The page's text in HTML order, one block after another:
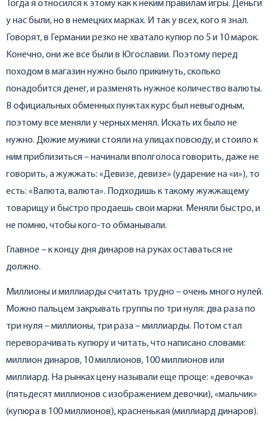
Тогда я относился к этому как к неким правилам игры. Деньги
у нас были, но в немецких марках. И так у всех, кого я знал.
Говорят, в Германии резко не хватало купюр по 5 и 10 марок.
Конечно, они же все были в Югославии. Поэтому перед
походом в магазин нужно было прикинуть, сколько
понадобится денег, и разменять нужное количество валюты.
В официальных обменных пунктах курс был невыгодным,
поэтому все меняли у черных менял. Искать их было не
нужно. Дюжие мужики стояли на улицах повсюду, и стоило к
ним приблизиться – начинали вполголоса говорить, даже не
говорить, а жужжать: «Девизе, девизе» (ударение на «и»), то
есть: «Валюта, валюта». Подходишь к такому жужжащему
товарищу и быстро продаешь свои марки. Меняли быстро, и
не помню, чтобы кого-то обманывали.
Главное – к концу дня динаров на руках оставаться не
должно.
Миллионы и миллиарды считать трудно – очень много нулей.
Можно пальцем закрывать группы по три нуля: два раза по
три нуля – миллионы, три раза – миллиарды. Потом стал
переворачивать купюру и читать, что написано словами:
миллион динаров, 10 миллионов, 100 миллионов или
миллиард. На рынках цену называли еще проще: «девочка»
(пятьдесят миллионов с изображением девочки), «мальчик»
(купюра в 100 миллионов), красненькая (миллиард динаров).